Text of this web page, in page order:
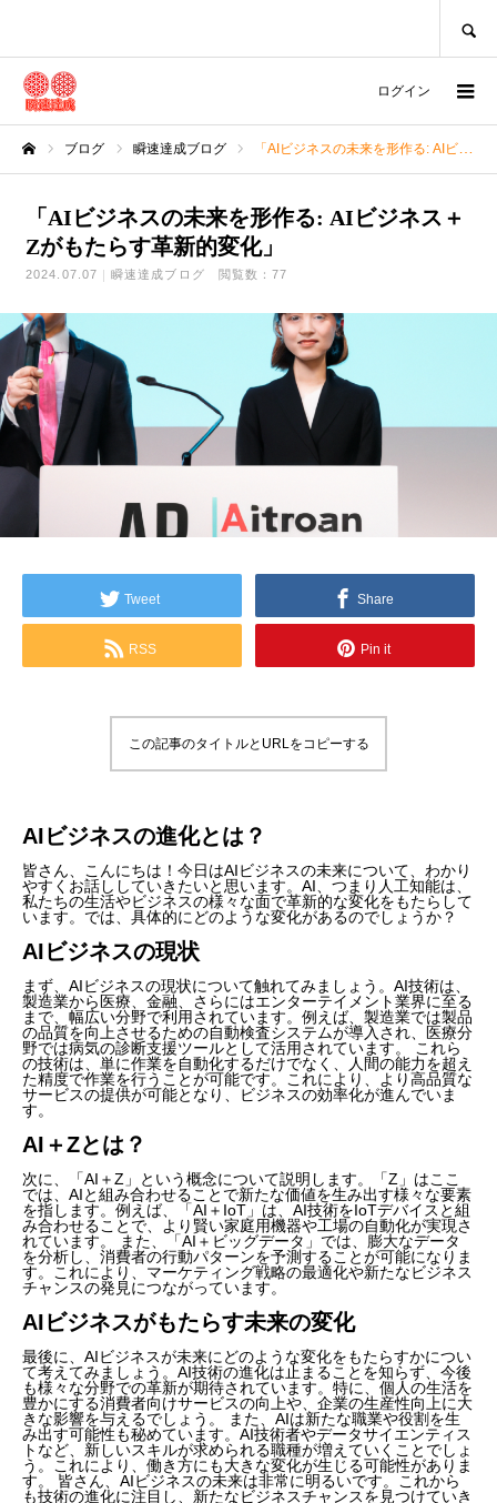
ログイン
ブログ 瞬速達成ブログ 「AIビジネスの未来を形作る: AIビジネス＋Zがもたらす革新的変化」
「AIビジネスの未来を形作る: AIビジネス＋
Zがもたらす革新的変化」
2024.07.07 瞬速達成ブログ 閲覧数：77
Tweet Share
RSS Pin it
この記事のタイトルとURLをコピーする
AIビジネスの進化とは？
皆さん、こんにちは！今日はAIビジネスの未来について、わかり
やすくお話ししていきたいと思います。AI、つまり人工知能は、
私たちの生活やビジネスの様々な面で革新的な変化をもたらして
います。では、具体的にどのような変化があるのでしょうか？
AIビジネスの現状
まず、AIビジネスの現状について触れてみましょう。AI技術は、
製造業から医療、金融、さらにはエンターテイメント業界に至る
まで、幅広い分野で利用されています。例えば、製造業では製品
の品質を向上させるための自動検査システムが導入され、医療分
野では病気の診断支援ツールとして活用されています。 これら
の技術は、単に作業を自動化するだけでなく、人間の能力を超え
た精度で作業を行うことが可能です。これにより、より高品質な
サービスの提供が可能となり、ビジネスの効率化が進んでいま
す。
AI＋Zとは？
次に、「AI＋Z」という概念について説明します。「Z」はここ
では、AIと組み合わせることで新たな価値を生み出す様々な要素
を指します。例えば、「AI＋IoT」は、AI技術をIoTデバイスと組
み合わせることで、より賢い家庭用機器や工場の自動化が実現さ
れています。 また、「AI＋ビッグデータ」では、膨大なデータ
を分析し、消費者の行動パターンを予測することが可能になりま
す。これにより、マーケティング戦略の最適化や新たなビジネス
チャンスの発見につながっています。
AIビジネスがもたらす未来の変化
最後に、AIビジネスが未来にどのような変化をもたらすかについ
て考えてみましょう。AI技術の進化は止まることを知らず、今後
も様々な分野での革新が期待されています。特に、個人の生活を
豊かにする消費者向けサービスの向上や、企業の生産性向上に大
きな影響を与えるでしょう。 また、AIは新たな職業や役割を生
み出す可能性も秘めています。AI技術者やデータサイエンティス
トなど、新しいスキルが求められる職種が増えていくことでしょ
う。これにより、働き方にも大きな変化が生じる可能性がありま
す。 皆さん、AIビジネスの未来は非常に明るいです。これから
も技術の進化に注目し、新たなビジネスチャンスを見つけていき